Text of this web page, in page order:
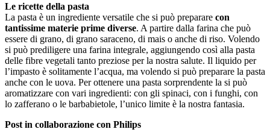
Le ricette della pasta
La pasta è un ingrediente versatile che si può preparare con
tantissime materie prime diverse. A partire dalla farina che può
essere di grano, di grano saraceno, di mais o anche di riso. Volendo
si può prediligere una farina integrale, aggiungendo così alla pasta
delle fibre vegetali tanto preziose per la nostra salute. Il liquido per
l’impasto è solitamente l’acqua, ma volendo si può preparare la pasta
anche con le uova. Per ottenere una pasta sorprendente la si può
aromatizzare con vari ingredienti: con gli spinaci, con i funghi, con
lo zafferano o le barbabietole, l’unico limite è la nostra fantasia.
Post in collaborazione con Philips